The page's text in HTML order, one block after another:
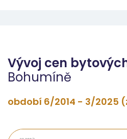
Vývoj cen
Bohumíně
období 6/2014 - 3/2025